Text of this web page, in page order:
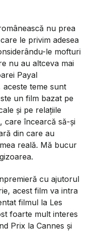
nu prea
le privim adesea
le mofturi
nu au altceva mai
Payal
aceste teme sunt
un film bazat pe
și pe relațiile
care încearcă să-și
din care au
reală. Mă bucur
cu ajutorul
acest film va intra
filmul la Les
foarte mult interes
Prix la Cannes și